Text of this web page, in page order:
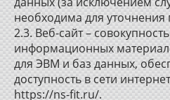
необходима для
2.3. Веб-сайт –
информационных
для ЭВМ и баз данных,
доступность в сети
https://ns-fit.ru/.